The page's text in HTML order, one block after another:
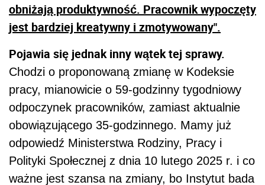
obniżają produktywność. Pracownik wypoczęty
jest bardziej kreatywny i zmotywowany".
Pojawia się jednak inny wątek tej sprawy.
Chodzi o proponowaną zmianę w Kodeksie
pracy, mianowicie o 59-godzinny tygodniowy
odpoczynek pracowników, zamiast aktualnie
obowiązującego 35-godzinnego. Mamy już
odpowiedź Ministerstwa Rodziny, Pracy i
Polityki Społecznej z dnia 10 lutego 2025 r. i co
ważne jest szansa na zmiany, bo Instytut bada